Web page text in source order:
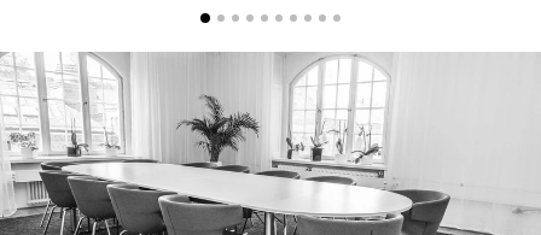
Lediga
lokaler
Hisingen
Lediga
lokaler
Hägersten